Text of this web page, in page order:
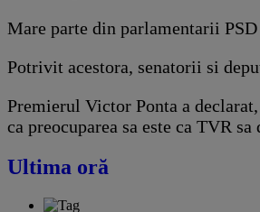
Mare parte din parlamentarii
Potrivit acestora, senatorii si
Premierul Victor Ponta a
ca preocuparea sa este ca TVR
Ultima oră